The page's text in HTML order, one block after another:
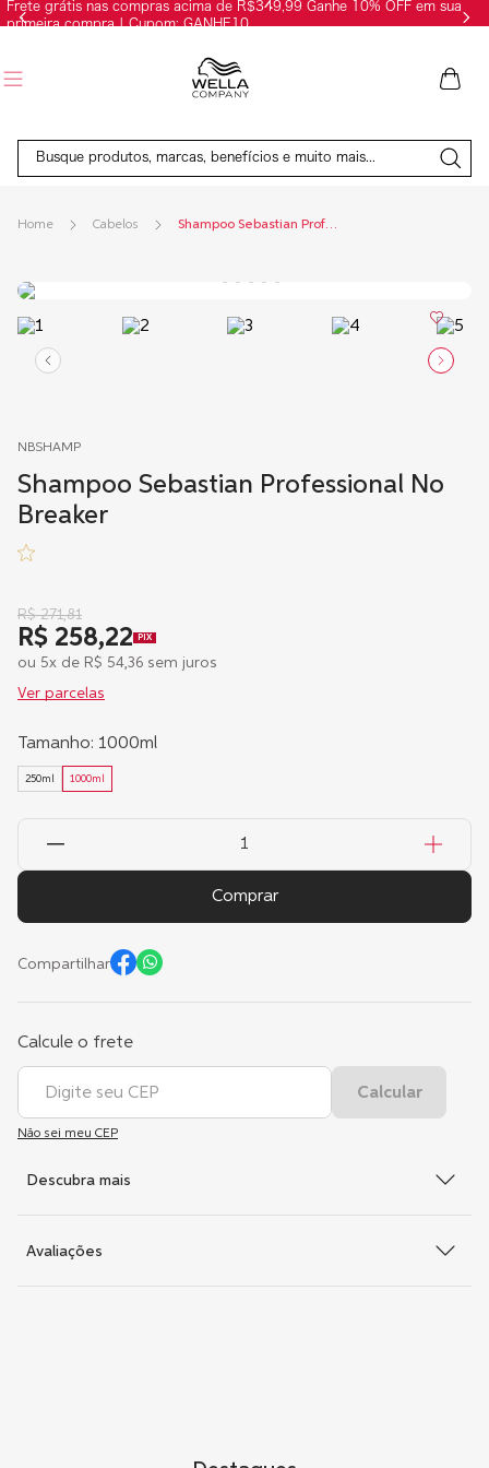
Frete grátis nas compras acima de R$349,99 Ganhe 10% OFF em sua
primeira compra | Cupom: GANHE10
Busque produtos, marcas, benefícios e muito mais...
Cabelos Shampoo Sebastian Professional No Breaker
NBSHAMP
Shampoo Sebastian Professional No
Breaker
R$ 271,81
R$ 258,22 PIX
ou 5x de R$ 54,36 sem juros
Ver parcelas
Tamanho: 1000ml
250ml 1000ml
Comprar
Compartilhar
Não sei meu CEP
Descubra mais
Avaliações